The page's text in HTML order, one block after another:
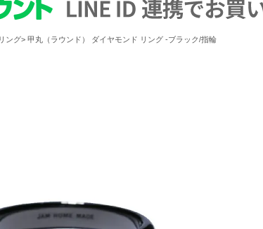
ング 甲丸（ラウンド） ダイヤモンド リング -ブラック/指輪